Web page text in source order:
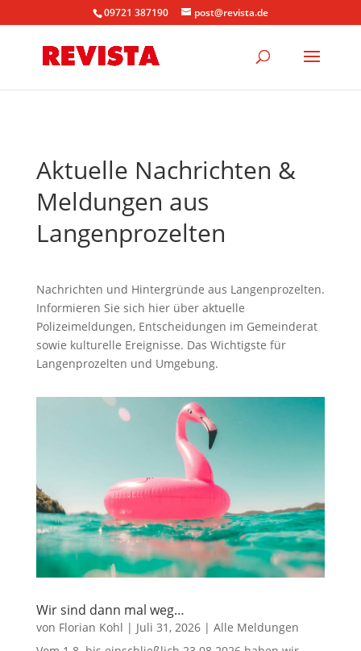
09721 387190 post@revista.de
Aktuelle Nachrichten &
Meldungen aus
Langenprozelten
Nachrichten und Hintergründe aus Langenprozelten.
Informieren Sie sich hier über aktuelle
Polizeimeldungen, Entscheidungen im Gemeinderat
sowie kulturelle Ereignisse. Das Wichtigste für
Langenprozelten und Umgebung.
Wir sind dann mal weg…
von Florian Kohl | Juli 31, 2026| Alle Meldungen